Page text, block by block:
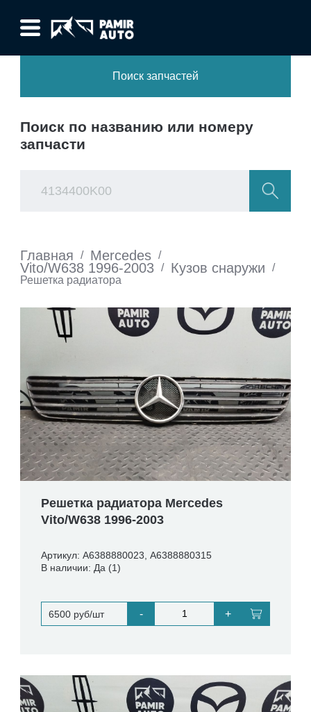
Поиск запчастей
Поиск по названию или номеру
запчасти
Главная / Mercedes /
Vito/W638 1996-2003 / Кузов снаружи
/
Решетка радиатора
Решетка радиатора Mercedes
Vito/W638 1996-2003
Артикул: A6388880023, A6388880315
В наличии: Да (1)
6500 руб/шт - +